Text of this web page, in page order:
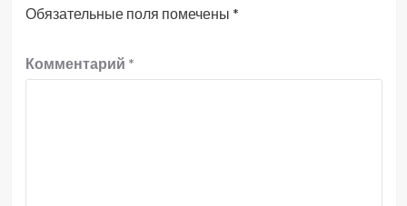
Обязательные поля помечены *
Комментарий *